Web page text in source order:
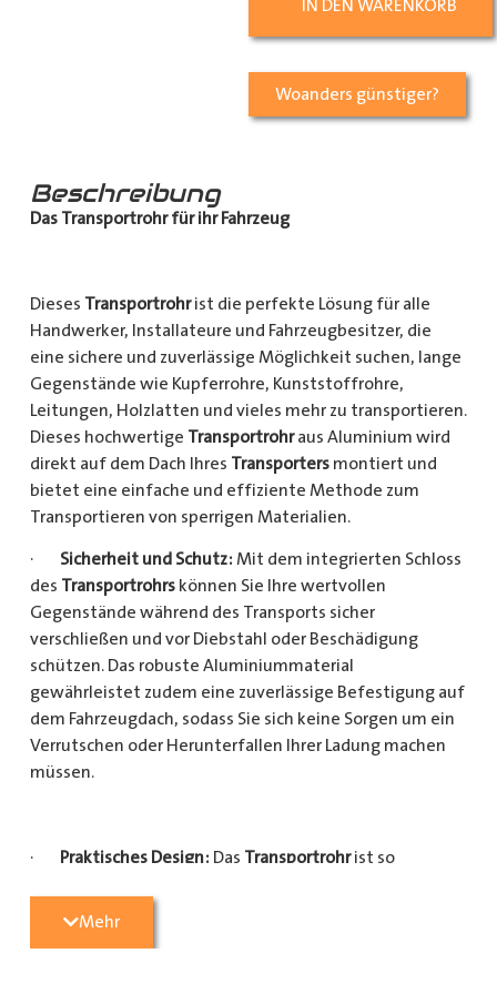
IN DEN WARENKORB
Woanders günstiger?
Beschreibung
Das Transportrohr für ihr Fahrzeug
Dieses Transportrohrist die perfekte Lösung für alle
Handwerker, Installateure und Fahrzeugbesitzer, die
eine sichere und zuverlässige Möglichkeit suchen, lange
Gegenstände wie Kupferrohre, Kunststoffrohre,
Leitungen, Holzlatten und vieles mehr zu transportieren.
Dieses hochwertige Transportrohraus Aluminium wird
direkt auf dem Dach Ihres Transportersmontiert und
bietet eine einfache und effiziente Methode zum
Transportieren von sperrigen Materialien.
· Sicherheit und Schutz: Mit dem integrierten Schloss
des Transportrohrskönnen Sie Ihre wertvollen
Gegenstände während des Transports sicher
verschließen und vor Diebstahl oder Beschädigung
schützen. Das robuste Aluminiummaterial
gewährleistet zudem eine zuverlässige Befestigung auf
dem Fahrzeugdach, sodass Sie sich keine Sorgen um ein
Verrutschen oder Herunterfallen Ihrer Ladung machen
müssen.
· Praktisches Design: Das Transportrohrist so
Gegenständen sicher und einfach transportieren kann
Mehr